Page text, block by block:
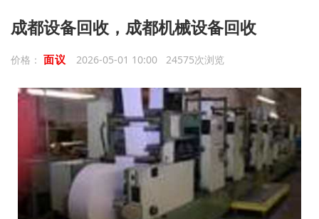
成都设备回收，成都机械设备回收
价格： 面议 2026-05-01 10:00 24575次浏览